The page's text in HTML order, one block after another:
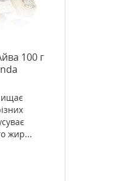
100 г
жир...